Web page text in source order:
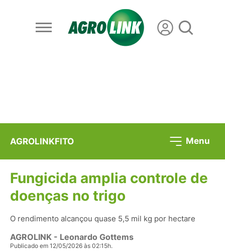
AGROLINKFITO Menu
Fungicida amplia controle de
doenças no trigo
O rendimento alcançou quase 5,5 mil kg por hectare
AGROLINK - Leonardo Gottems
Publicado em 12/05/2026 às 02:15h.